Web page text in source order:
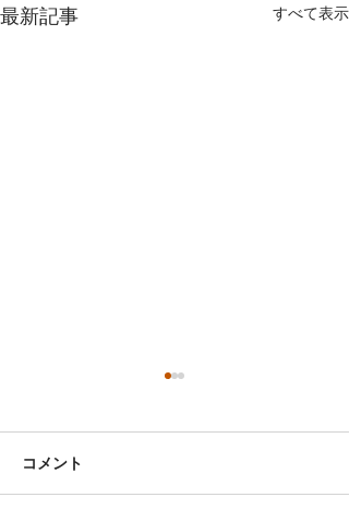
最新記事 すべて表示
新年あけましておめでとうご
ざいます。 以下の通り、令和
コメント